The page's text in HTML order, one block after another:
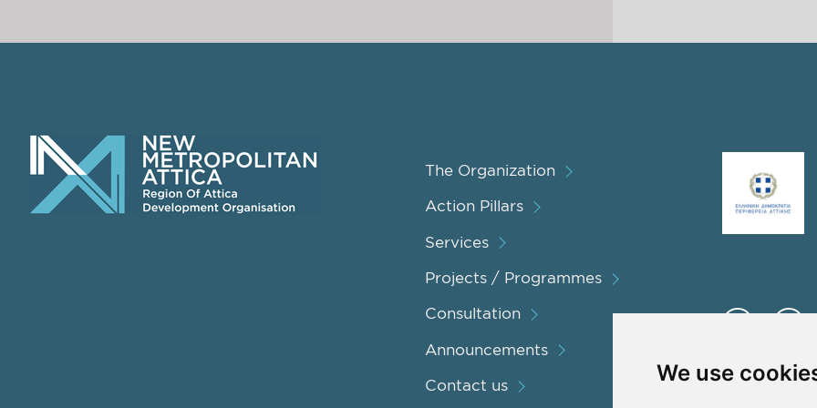
We use
The Organization
Action Pillars
Services
Projects / Programmes
Consultation
Announcements
Contact us